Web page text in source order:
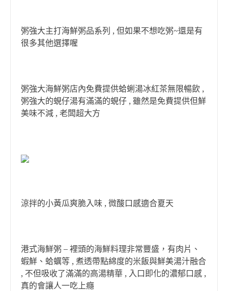
粥強大主打海鮮粥品系列 , 但如果不想吃粥~還是有
很多其他選擇喔
粥強大海鮮粥店內免費提供蛤蜊湯冰紅茶無限暢飲 ,
粥強大的蜆仔湯有滿滿的蜆仔 , 雖然是免費提供但鮮
美味不減 , 老闆超大方
涼拌的小黃瓜爽脆入味 , 微酸口感適合夏天
港式海鮮粥 – 裡頭的海鮮料理非常豐盛，有肉片、
蝦鮮、蛤蠣等 , 煮透帶點綿度的米飯與鮮美湯汁融合
, 不但吸收了滿滿的高湯精華 , 入口即化的濃郁口感 ,
真的會讓人一吃上癮